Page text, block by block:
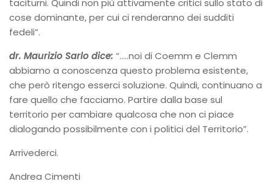
taciturni. Quindi non più attivamente critici sullo stato di
cose dominante, per cui ci renderanno dei sudditi
fedeli”.
dr. Maurizio Sarlo dice: “…..noi di Coemm e Clemm
abbiamo a conoscenza questo problema esistente,
che però ritengo esserci soluzione. Quindi, continuano a
fare quello che facciamo. Partire dalla base sul
territorio per cambiare qualcosa che non ci piace
dialogando possibilmente con i politici del Territorio”.
Arrivederci.
Andrea Cimenti